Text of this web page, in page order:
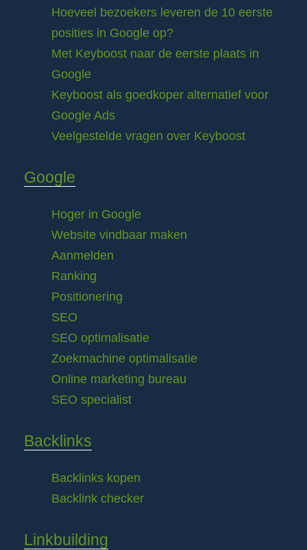
Hoeveel bezoekers leveren de 10 eerste
posities in Google op?
Met Keyboost naar de eerste plaats in
Google
Keyboost als goedkoper alternatief voor
Google Ads
Veelgestelde vragen over Keyboost
Google
Hoger in Google
Website vindbaar maken
Aanmelden
Ranking
Positionering
SEO
SEO optimalisatie
Zoekmachine optimalisatie
Online marketing bureau
SEO specialist
Backlinks
Backlinks kopen
Backlink checker
Linkbuilding